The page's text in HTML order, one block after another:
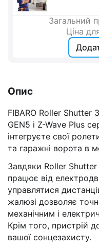
Опис
FIBARO Roller Shutter
GEN5 і Z-Wave Plus
інтегруєте свої
та гаражні ворота в
Завдяки Roller
працює від
управлятися
жалюзі дозволяє
механічним і
Крім того, пристрій
вашої сонцезахисту.